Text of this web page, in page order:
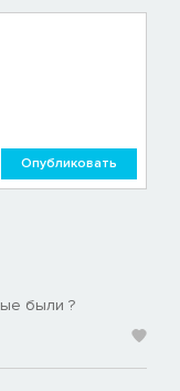
Опубликовать
были ?